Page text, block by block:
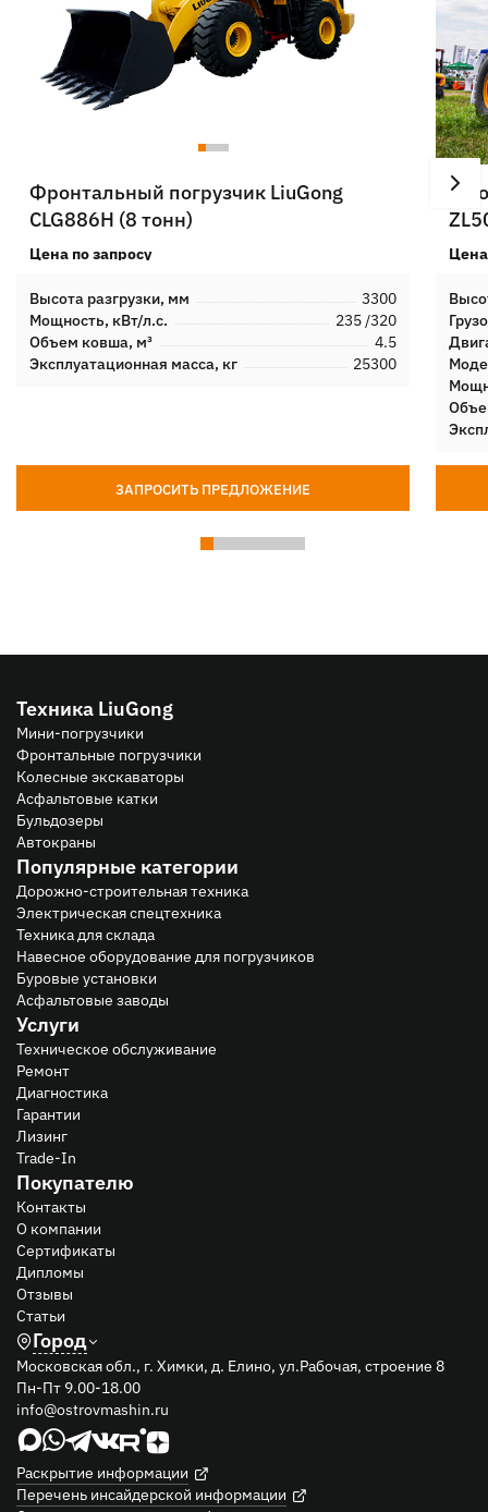
Фронтальный погрузчик LiuGong
CLG886H (8 тонн)
Цена по запросу
Высота разгрузки, мм 3300
Мощность, кВт/л.с. 235 /320
Объем ковша, м³ 4.5
Эксплуатационная масса, кг 25300
ЗАПРОСИТЬ ПРЕДЛОЖЕНИЕ
Техника LiuGong
Мини-погрузчики
Фронтальные погрузчики
Колесные экскаваторы
Асфальтовые катки
Бульдозеры
Автокраны
Популярные категории
Дорожно-строительная техника
Электрическая спецтехника
Техника для склада
Навесное оборудование для погрузчиков
Буровые установки
Асфальтовые заводы
Услуги
Техническое обслуживание
Ремонт
Диагностика
Гарантии
Лизинг
Trade-In
Покупателю
Контакты
О компании
Сертификаты
Дипломы
Отзывы
Статьи
Город
Московская обл., г. Химки, д. Елино, ул.Рабочая, строение 8
Пн-Пт 9.00-18.00
info@ostrovmashin.ru
Раскрытие информации
Перечень инсайдерской информации